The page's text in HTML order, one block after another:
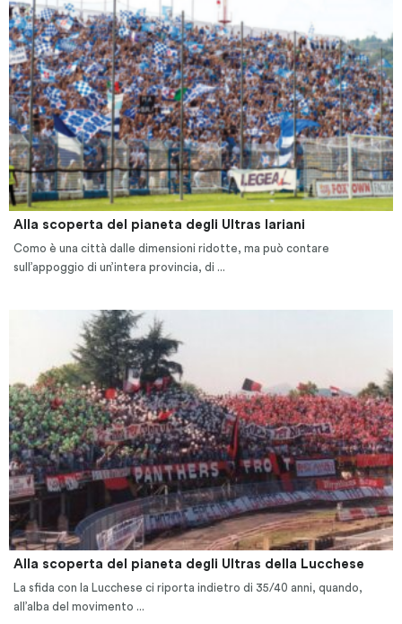
Alla scoperta del pianeta degli Ultras lariani
Como è una città dalle dimensioni ridotte, ma può contare
sull’appoggio di un’intera provincia, di ...
Alla scoperta del pianeta degli Ultras della Lucchese
La sfida con la Lucchese ci riporta indietro di 35/40 anni, quando,
all’alba del movimento ...